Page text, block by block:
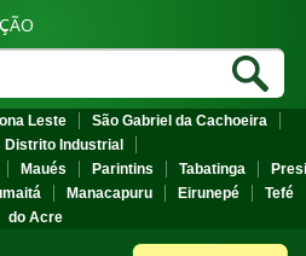
Leste
São Gabriel da Cachoeira
Distrito Industrial
Maués Parintins Tabatinga
Manacapuru Eirunepé
Tefé
do Acre